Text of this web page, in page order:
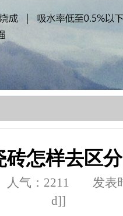
砖怎样去区
人气： 2211
发表
d]]